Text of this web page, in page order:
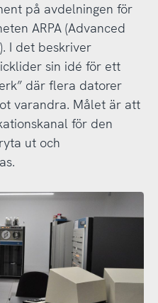
på avdelningen för
ARPA (Advanced
I det beskriver
sin idé för ett
där flera datorer
varandra. Målet är att
för den
ut och